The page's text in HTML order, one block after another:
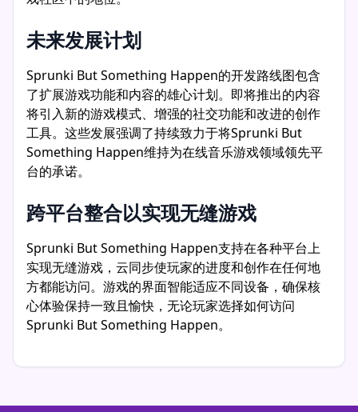
未来发展计划
Sprunki But Something Happen的开发路线图包含
了扩展游戏功能和内容的雄心计划。即将推出的内容
将引入新的游戏模式、增强的社交功能和改进的创作
工具。这些发展强调了持续致力于将Sprunki But
Something Happen维持为在线音乐游戏领域领先平
台的承诺。
跨平台整合以实现无缝游戏
Sprunki But Something Happen支持在各种平台上
实现无缝游戏，云同步使玩家的进度和创作在任何地
方都能访问。游戏的界面智能适应不同设备，确保核
心体验保持一致且愉快，无论玩家选择如何访问
Sprunki But Something Happen。